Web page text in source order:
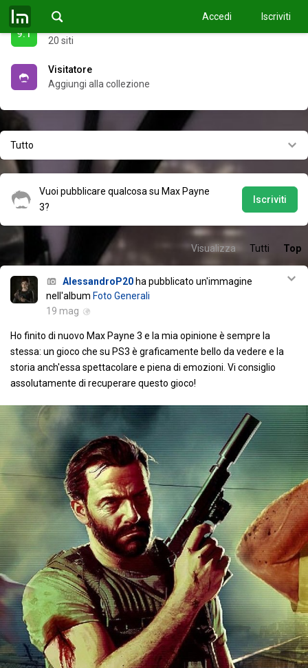
Accedi Iscriviti
9.1
Recensioni critica
20 siti
Visitatore
Aggiungi alla collezione
Tutto
Vuoi pubblicare qualcosa su Max Payne
3?
Iscriviti
Visualizza Tutti Top
AlessandroP20 ha pubblicato un'immagine
nell'album Foto Generali
19 mag
Ho finito di nuovo Max Payne 3 e la mia opinione è sempre la
stessa: un gioco che su PS3 è graficamente bello da vedere e la
storia anch'essa spettacolare e piena di emozioni. Vi consiglio
assolutamente di recuperare questo gioco!